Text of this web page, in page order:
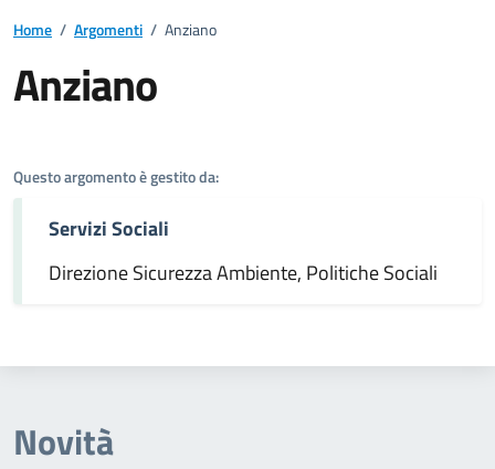
Home / Argomenti / Anziano
Anziano
Questo argomento è gestito da:
Servizi Sociali
Direzione Sicurezza Ambiente, Politiche Sociali
Novità